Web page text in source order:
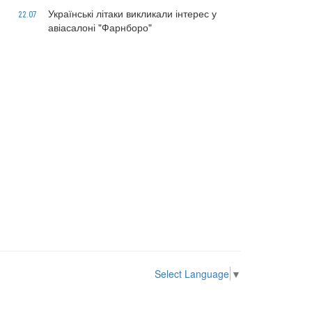
22.07
Українські літаки викликали інтерес у
авіасалоні "Фарнборо"
Select Language ▼